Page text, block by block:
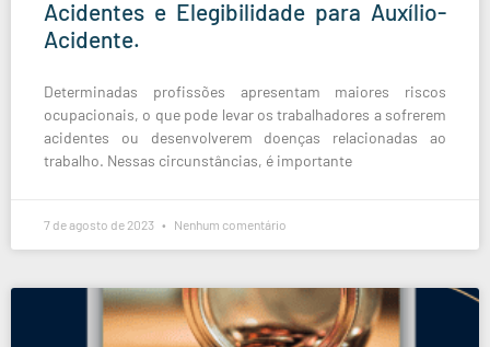
Acidentes e Elegibilidade para Auxílio-
Acidente.
Determinadas profissões apresentam maiores riscos
ocupacionais, o que pode levar os trabalhadores a sofrerem
acidentes ou desenvolverem doenças relacionadas ao
trabalho. Nessas circunstâncias, é importante
7 de agosto de 2023 Nenhum comentário